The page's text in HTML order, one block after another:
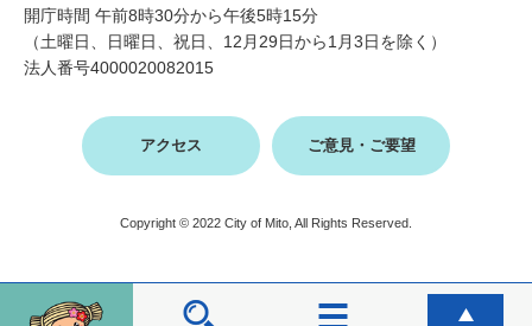
開庁時間 午前8時30分から午後5時15分
（土曜日、日曜日、祝日、12月29日から1月3日を除く）
法人番号4000020082015
アクセス ご意見・ご要望
Copyright © 2022 City of Mito, All Rights Reserved.